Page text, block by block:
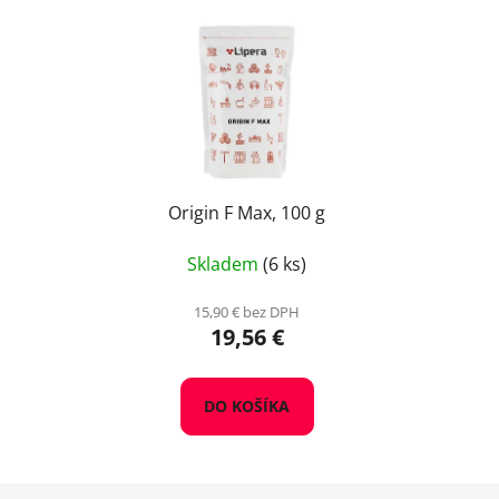
Origin F Max, 100 g
Skladem (6 ks)
15,90 € bez DPH
19,56 €
DO KOŠÍKA